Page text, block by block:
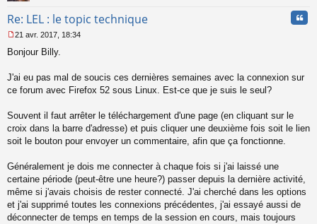
Re: LEL : le topic technique
e
s
g
n
o
n
21 avr. 2017, 18:34
Bonjour Billy.
J'ai eu pas mal de soucis ces dernières semaines avec la connexion sur
ce forum avec Firefox 52 sous Linux. Est-ce que je suis le seul?
Souvent il faut arrêter le téléchargement d'une page (en cliquant sur le
croix dans la barre d'adresse) et puis cliquer une deuxième fois soit le lien
soit le bouton pour envoyer un commentaire, afin que ça fonctionne.
Généralement je dois me connecter à chaque fois si j'ai laissé une
certaine période (peut-être une heure?) passer depuis la dernière activité,
même si j'avais choisis de rester connecté. J'ai cherché dans les options
et j'ai supprimé toutes les connexions précédentes, j'ai essayé aussi de
déconnecter de temps en temps de la session en cours, mais toujours